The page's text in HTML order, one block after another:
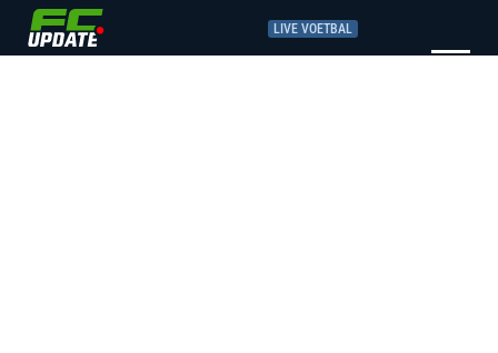
LIVE VOETBAL